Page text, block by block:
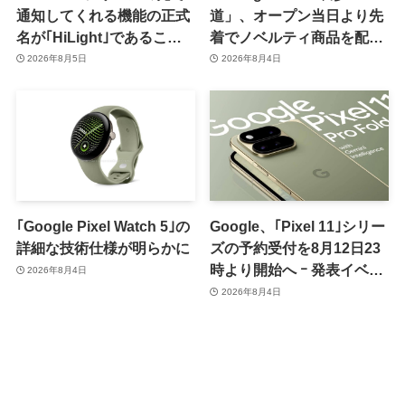
通知してくれる機能の正式
名が｢HiLight｣であること
が確認される
2026年8月5日
道」、オープン当日より先
着でノベルティ商品を配布
へ2026年8月4日
｢Google Pixel Watch 5｣の
詳細な技術仕様が明らかに
2026年8月4日
Google、｢Pixel 11｣シリー
ズの予約受付を8月12日23
時より開始へ ｰ 発表イベン
トは翌13日午前7時〜
2026年8月4日